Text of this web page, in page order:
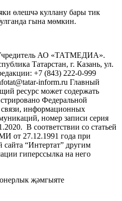
өлешчә куллану бары тик
гына мөмкин.
АО «ТАТМЕДИА».
Татарстан, г. Казань, ул.
+7 (843) 222-0-999
inform.ru Главный
ресурс может содержать
Федеральной
информационных
номер записи серия
В соответствии со статьей
от 27.12.1991 года при
“Интертат” другим
гиперссылка на него
җәмгыяте